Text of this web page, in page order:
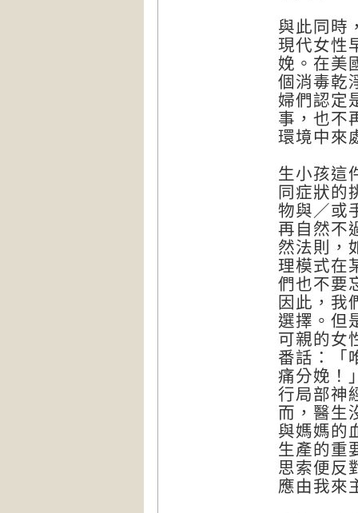
與此同時
現代女性
娩。在美
個消毒乾
婦們認定
事，也不
環境中來
生小孩這
同症狀的
物與／或
再自然不
然法則，
理模式在
們也不要
因此，我
選擇。但
可親的女
番話：「
痛分娩！
行局部神
而，醫生
與媽媽的
生產的重
思索便反
應由我來